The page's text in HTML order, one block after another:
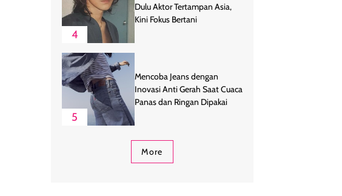
4
Dulu Aktor Tertampan Asia,
Kini Fokus Bertani
5
Mencoba Jeans dengan
Inovasi Anti Gerah Saat Cuaca
Panas dan Ringan Dipakai
More